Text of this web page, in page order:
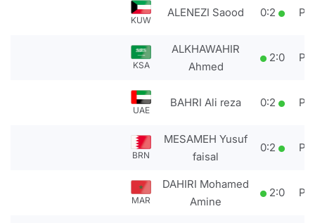
KUW
ALENEZI Saood 0:2
KSA
ALKHAWAHIR
Ahmed
2:0
UAE
BAHRI Ali reza 0:2
BRN
MESAMEH Yusuf
faisal
0:2
MAR
DAHIRI Mohamed
Amine
2:0